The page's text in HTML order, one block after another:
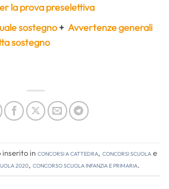
la prova preselettiva
sostegno+ Avvertenze generali
sostegno
inserito inConcorsi a cattedra, Concorsi Scuolae
2020, concorso scuola infanzia e primaria.